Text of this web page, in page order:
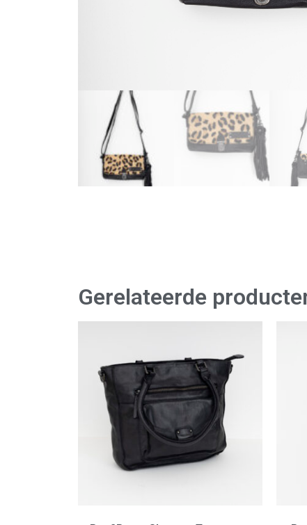
Gerelateerde